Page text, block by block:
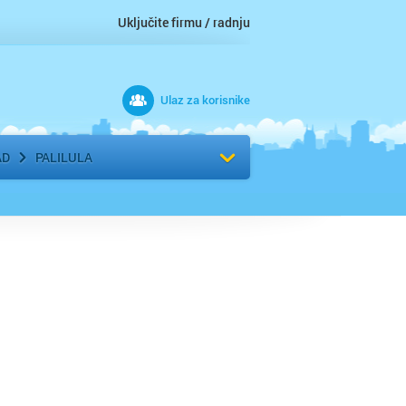
Uključite firmu / radnju
Ulaz za korisnike
PALILULA